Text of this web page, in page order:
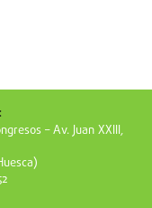
– Av. Juan XXIII,